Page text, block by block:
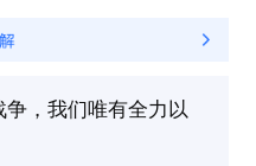
，我们唯有全力以